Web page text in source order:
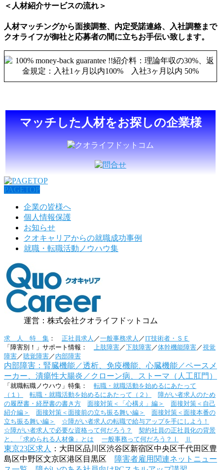
＜人材紹介サービスの流れ＞
人材マッチングから面接調整、内定受諾連絡、入社調整まで
クオライフが御社と応募者の間に立ちお手伝い致します。
マッチした人材をお探しの企業様
PAGETOP
企業の皆様へ
個人情報保護
お知らせ
クオキャリアからの就職成功事例
就職・転職活動ノウハウ集
運営：株式会社クオライフドットコム
求 人 特 集 ： 正社員求人 ／一般事務求人 ／IT技術者・ＳＥ
「障害別！」サポート情報： 上肢障害／下肢障害／体幹機能障害／視覚
障害／聴覚障害／ 内部障害
内部障害：腎臓機能／透析、免疫機能、心臓機能／ペースメ
ーカー、潰瘍性大腸炎／クローン病、ストーマ（人工肛門）
「就職転職ノウハウ」特集： 転職・就職活動を始めるにあたって
（１）
転職・就職活動を始めるにあたって（２）
障がい者求人のため
の履歴書・経歴書の書き方
面接対策＜「心構え」編＞
面接対策＜自己
紹介編＞
面接対策＜面接前の立ち振る舞い編＞
面接対策＜面接本番の
立ち振る舞い編＞
☆障がい者求人の転職で給与アップを手にしよう！
☆障がい者求人で必要な資格って何だろう？
契約社員の正社員化の背景
と、「求められる人材像」とは
一般事務って何だろう？Ⅰ Ⅱ
東京23区求人
：大田区品川区渋谷区新宿区中央区千代田区豊
島区中野区文京区港区目黒区 障害者雇用関連ネットニュー